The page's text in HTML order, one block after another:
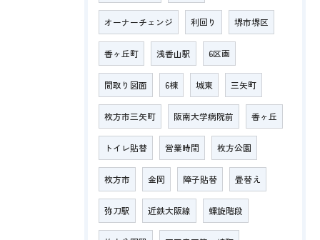
オーナーチェンジ 利回り 堺市堺区
香ヶ丘町 浅香山駅 6区画
間取り図面 6棟 城東 三矢町
枚方市三矢町 阪南大学病院前 香ヶ丘
トイレ貼替 営業時間 枚方公園
枚方市 金岡 障子貼替 畳替え
弥刀駅 近鉄大阪線 螺旋階段